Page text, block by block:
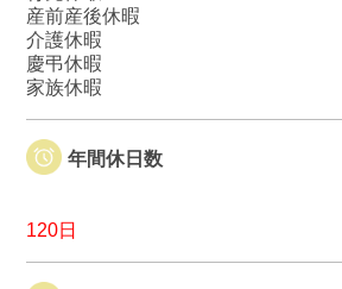
産前産後休暇
介護休暇
慶弔休暇
家族休暇
年間休日数
120日